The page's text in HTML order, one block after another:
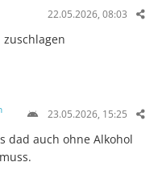
22.05.2026, 08:03
23.05.2026, 15:25
dad auch ohne Alkohol